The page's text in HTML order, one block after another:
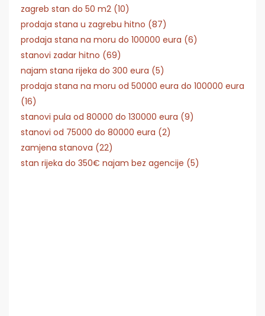
zagreb stan do 50 m2 (10)
prodaja stana u zagrebu hitno (87)
prodaja stana na moru do 100000 eura (6)
stanovi zadar hitno (69)
najam stana rijeka do 300 eura (5)
prodaja stana na moru od 50000 eura do 100000 eura
(16)
stanovi pula od 80000 do 130000 eura (9)
stanovi od 75000 do 80000 eura (2)
zamjena stanova (22)
stan rijeka do 350€ najam bez agencije (5)